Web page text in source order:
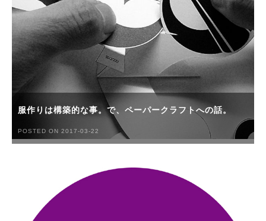
服作りは構築的な事。で、ペーパークラフトへの話。
POSTED ON 2017-03-22